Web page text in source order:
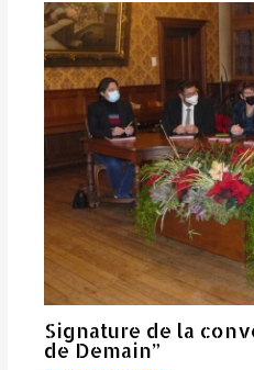
Signature de la
de Demain”